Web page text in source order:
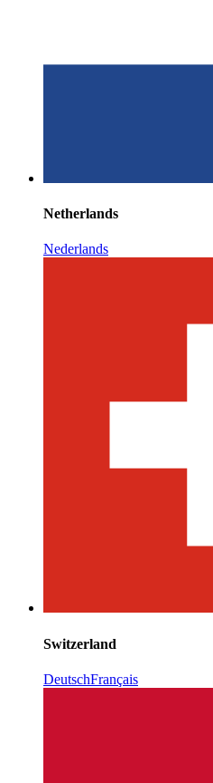
Netherlands
Nederlands
Switzerland
DeutschFrançais